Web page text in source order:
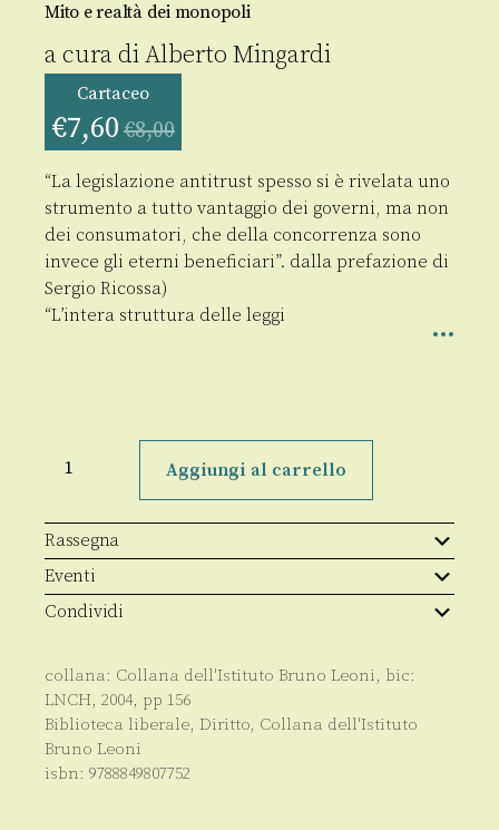
Mito e realtà dei monopoli
a cura diAlberto Mingardi
Cartaceo
€7,60 €8,00
“La legislazione antitrust spesso si è rivelata uno
strumento a tutto vantaggio dei governi, ma non
dei consumatori, che della concorrenza sono
invece gli eterni beneficiari”. dalla prefazione di
Sergio Ricossa)
“L’intera struttura delle leggi
quantità
Aggiungi al carrello
Rassegna
Eventi
Condividi
collana: Collana dell'Istituto Bruno Leoni, bic:
LNCH, 2004, pp 156
Biblioteca liberale, Diritto, Collana dell'Istituto
Bruno Leoni
isbn: 9788849807752